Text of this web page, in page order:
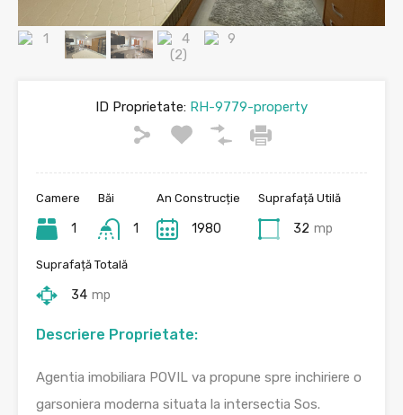
ID Proprietate: RH-9779-property
Camere
1
Băi
1
An Construcție
1980
Suprafață Utilă
32 mp
Suprafață Totală
34 mp
Descriere Proprietate:
Agentia imobiliara POVIL va propune spre inchiriere o
garsoniera moderna situata la intersectia Sos.